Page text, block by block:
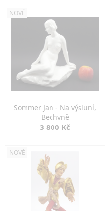
NOVÉ
Sommer Jan - Na výsluní,
Bechyně
3 800 Kč
NOVÉ